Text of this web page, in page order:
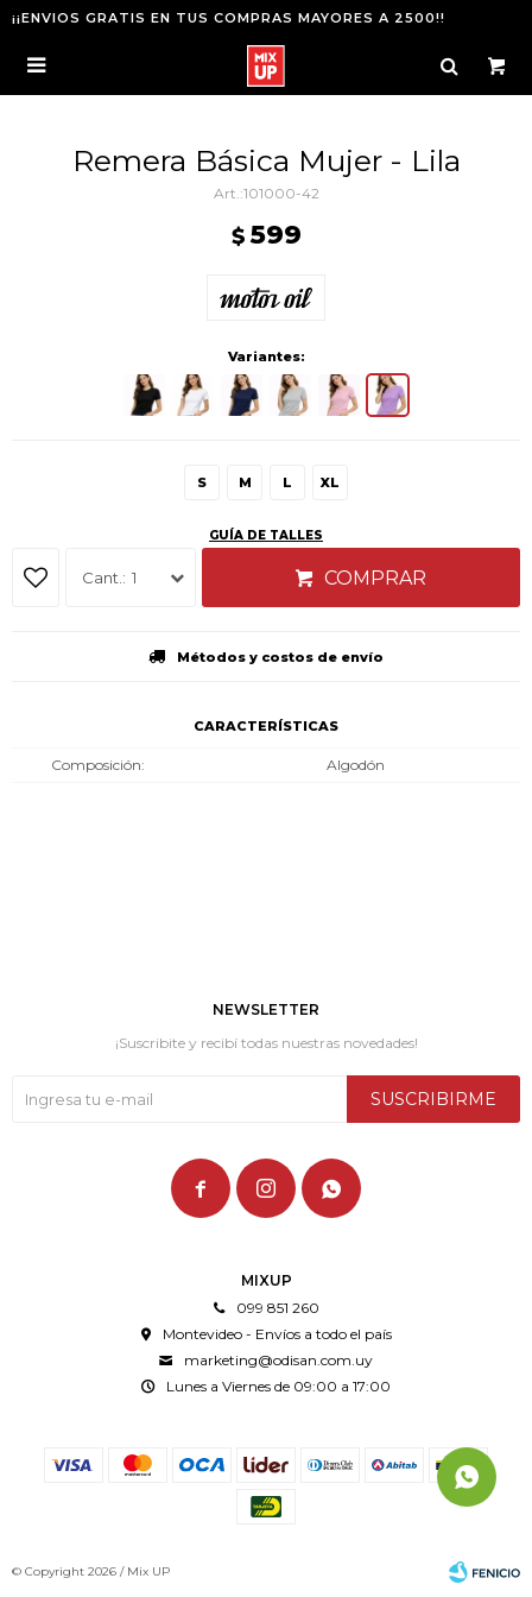
¡¡ENVIOS GRATIS EN TUS COMPRAS MAYORES A 2500!!

Remera Básica Mujer - Lila
101000-42
$ 599
Variantes:
S M L XL
GUÍA DE TALLES
1 COMPRAR
Métodos y costos de envío
CARACTERÍSTICAS
Composición Algodón
MIXUP
099 851 260
Montevideo - Envíos a todo el país
marketing@odisan.com.uy
Lunes a Viernes de 09:00 a 17:00
NEWSLETTER
¡Suscribite y recibí todas nuestras novedades!
SUSCRIBIRME
  
© Copyright 2026 / Mix UP